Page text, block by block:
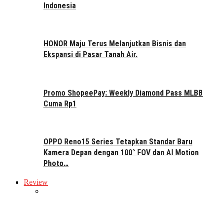
Indonesia
HONOR Maju Terus Melanjutkan Bisnis dan
Ekspansi di Pasar Tanah Air.
Promo ShopeePay: Weekly Diamond Pass MLBB
Cuma Rp1
OPPO Reno15 Series Tetapkan Standar Baru
Kamera Depan dengan 100° FOV dan AI Motion
Photo…
Review